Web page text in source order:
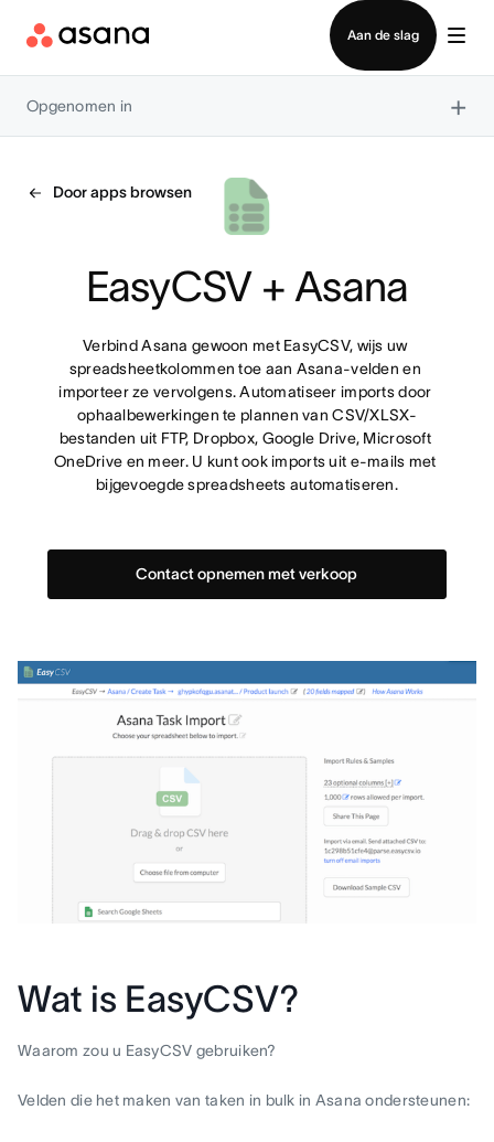
Aan de slag
Contact opnemen met verkoop
Opgenomen in ×
Door apps browsen
EasyCSV + Asana
Verbind Asana gewoon met EasyCSV, wijs uw
spreadsheetkolommen toe aan Asana-velden en
importeer ze vervolgens. Automatiseer imports door
ophaalbewerkingen te plannen van CSV/XLSX-
bestanden uit FTP, Dropbox, Google Drive, Microsoft
OneDrive en meer. U kunt ook imports uit e-mails met
bijgevoegde spreadsheets automatiseren.
Contact opnemen met verkoop
Wat is EasyCSV?
Waarom zou u EasyCSV gebruiken?
Velden die het maken van taken in bulk in Asana ondersteunen: